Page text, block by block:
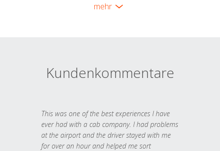
mehr
Kundenkommentare
This was one of the best experiences I have
ever had with a cab company. I had problems
at the airport and the driver stayed with me
for over an hour and helped me sort